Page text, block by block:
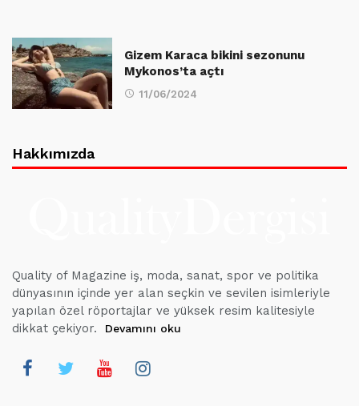
Gizem Karaca bikini sezonunu
Mykonos’ta açtı
11/06/2024
Hakkımızda
Quality of Magazine iş, moda, sanat, spor ve politika
dünyasının içinde yer alan seçkin ve sevilen isimleriyle
yapılan özel röportajlar ve yüksek resim kalitesiyle
dikkat çekiyor.
Devamını oku